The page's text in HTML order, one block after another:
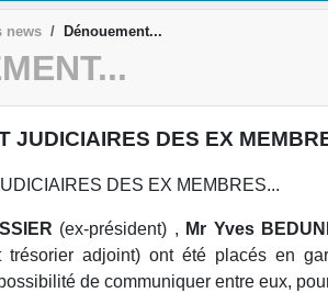
news Dénouement...
JUDICIAIRES DES EX
DES EX MEMBRES...
(ex-président) , Mr Yves
trésorier adjoint) ont été placés en
de communiquer entre eux,